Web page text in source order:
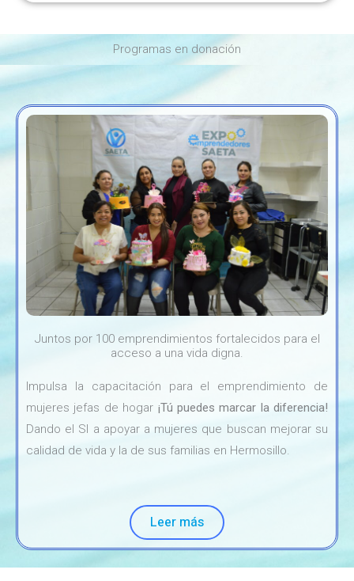
Programas en donación
Juntos por 100 emprendimientos fortalecidos para el
acceso a una vida digna.
Impulsa la capacitación para el emprendimiento de
mujeres jefas de hogar ¡Tú puedes marcar la diferencia!
Dando el SI a apoyar a mujeres que buscan mejorar su
calidad de vida y la de sus familias en Hermosillo.
Leer más